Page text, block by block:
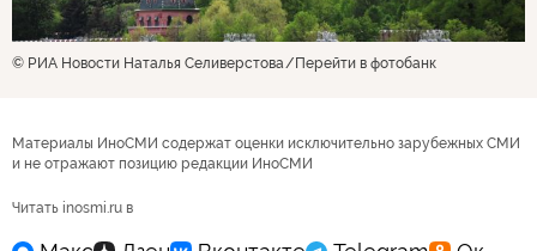
© РИА Новости Наталья Селиверстова Перейти в фотобанк
Материалы ИноСМИ содержат оценки исключительно зарубежных СМИ
и не отражают позицию редакции ИноСМИ
Читать inosmi.ru в